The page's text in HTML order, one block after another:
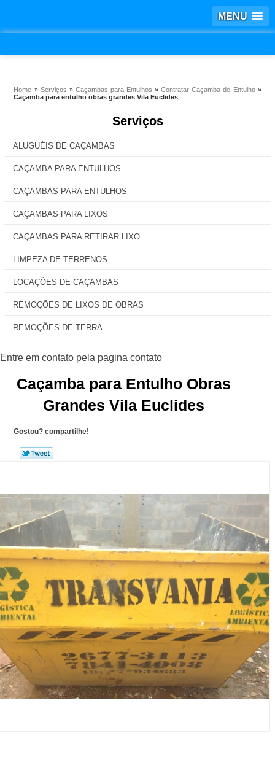
MENU
Home » Serviços » Caçambas para Entulhos»Contratar Caçamba de Entulho »
Caçamba para entulho obras grandes Vila Euclides
Serviços
ALUGUÉIS DE CAÇAMBAS
CAÇAMBA PARA ENTULHOS
CAÇAMBAS PARA ENTULHOS
CAÇAMBAS PARA LIXOS
CAÇAMBAS PARA RETIRAR LIXO
LIMPEZA DE TERRENOS
LOCAÇÕES DE CAÇAMBAS
REMOÇÕES DE LIXOS DE OBRAS
REMOÇÕES DE TERRA
Caçamba para Entulho Obras
Grandes Vila Euclides
Gostou? compartilhe!